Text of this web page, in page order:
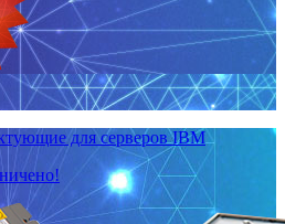
для серверов IBM